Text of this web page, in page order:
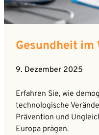
Gesundheit im
9. Dezember 2025
Erfahren Sie, wie
technologische
Prävention und
Europa prägen.